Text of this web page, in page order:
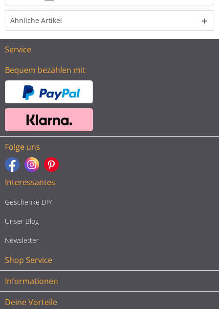
Ähnliche Artikel
Service
Bequem bezahlen mit
Folge uns
Interessantes
Geschenke DIY
Unser Blog
Newsletter
Shop Service
Informationen
Deine Vorteile